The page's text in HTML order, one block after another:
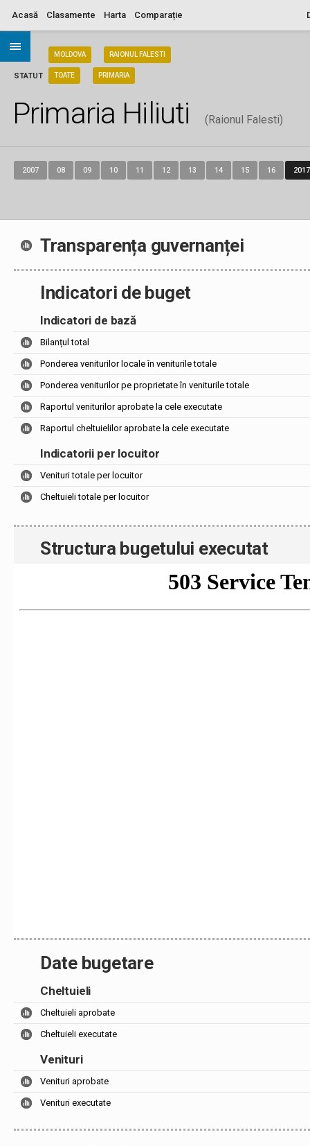
Acasă Clasamente Harta Comparație
STATUT
MOLDOVA RAIONUL FALESTI
TOATE PRIMARIA
Primaria Hiliuti (Raionul Falesti)
2007 08 09 10 11 12 13 14 15 16 2017
Transparența guvernanței
Indicatori de buget
Indicatori de bază
Bilanțul total
Ponderea veniturilor locale în veniturile totale
Ponderea veniturilor pe proprietate în veniturile totale
Raportul veniturilor aprobate la cele executate
Raportul cheltuielilor aprobate la cele executate
Indicatorii per locuitor
Venituri totale per locuitor
Cheltuieli totale per locuitor
Structura bugetului executat
Date bugetare
Cheltuieli
Cheltuieli aprobate
Cheltuieli executate
Venituri
Venituri aprobate
Venituri executate